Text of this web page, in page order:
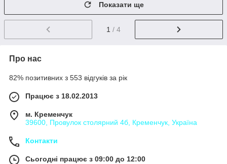
Показати ще
1 / 4
Про нас
82% позитивних з 553 відгуків за рік
Працює з 18.02.2013
м. Кременчук
39600, Провулок столярний 4б, Кременчук, Україна
Контакти
Сьогодні працює з 09:00 до 12:00